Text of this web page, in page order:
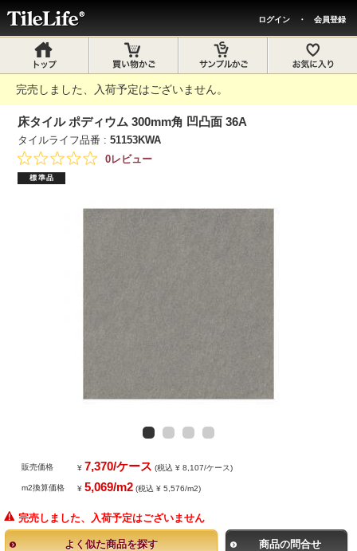
ログイン ・ 会員登録
完売しました、入荷予定はございません。
床タイル ポディウム 300mm角 凹凸面 36A
タイルライフ品番 :51153KWA
0レビュー
標準品
販売価格 ¥ 7,370/ケース (税込 ¥ 8,107/ケース)
m2換算価格 ¥5,069/m2 (税込 ¥ 5,576/m2)
完売しました、入荷予定はございません
よく似た商品を探す 商品の問合せ